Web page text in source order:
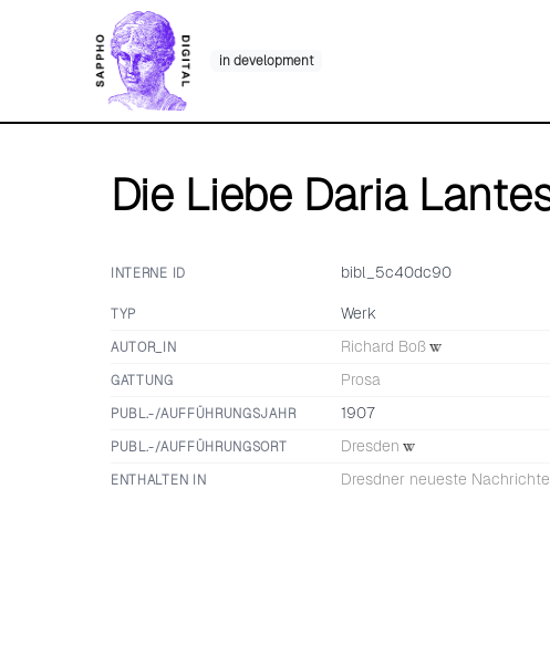
in development
Die Liebe Daria
INTERNE ID bibl_5c40dc90
TYP Werk
AUTOR_IN Richard Boß
GATTUNG Prosa
PUBL.-/AUFFÜHRUNGSJAHR 1907
PUBL.-/AUFFÜHRUNGSORT Dresden
ENTHALTEN IN Dresdner neueste